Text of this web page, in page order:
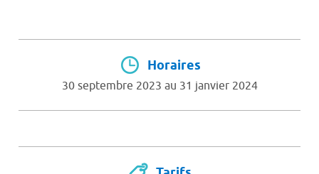
Horaires
30 septembre 2023 au 31 janvier 2024